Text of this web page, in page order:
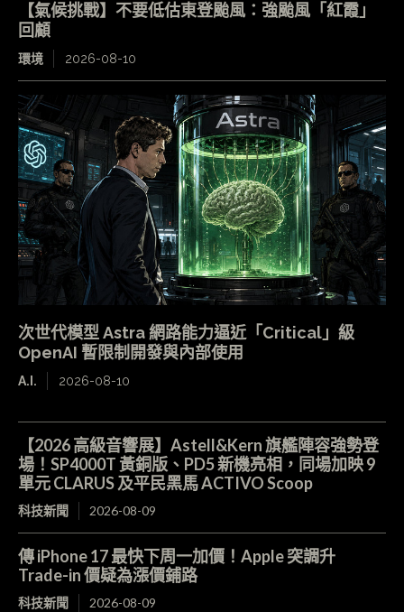
【氣候挑戰】不要低估東登颱風：強颱風「紅霞」
回顧
環境 2026-08-10
次世代模型 Astra 網路能力逼近「Critical」級
OpenAI 暫限制開發與內部使用
A.I. 2026-08-10
【2026 高級音響展】Astell&Kern 旗艦陣容強勢登
場！SP4000T 黃銅版、PD5 新機亮相，同場加映 9
單元 CLARUS 及平民黑馬 ACTIVO Scoop
科技新聞 2026-08-09
傳 iPhone 17 最快下周一加價！Apple 突調升
Trade-in 價疑為漲價鋪路
科技新聞 2026-08-09